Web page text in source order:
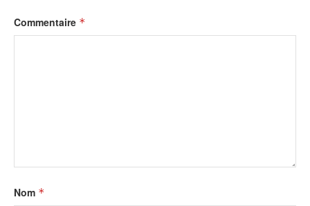
Commentaire *
Nom *